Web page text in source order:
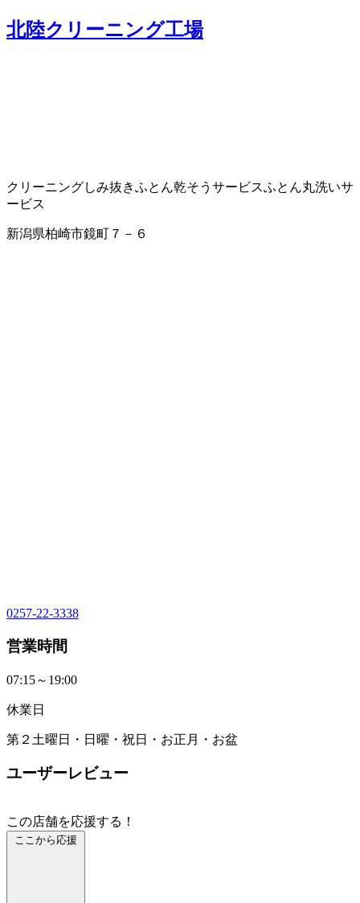
北陸クリーニング工場
クリーニングしみ抜きふとん乾そうサービスふとん丸洗いサ
ービス
新潟県柏崎市鏡町７－６
0257-22-3338
営業時間
07:15～19:00
休業日
第２土曜日・日曜・祝日・お正月・お盆
ユーザーレビュー
この店舗を応援する！
ここから応援